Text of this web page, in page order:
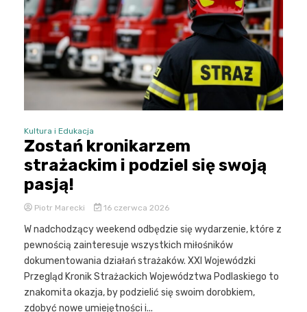
Kultura i Edukacja
Zostań kronikarzem
strażackim i podziel się swoją
pasją!
Piotr Marecki 16 czerwca 2026
W nadchodzący weekend odbędzie się wydarzenie, które z
pewnością zainteresuje wszystkich miłośników
dokumentowania działań strażaków. XXI Wojewódzki
Przegląd Kronik Strażackich Województwa Podlaskiego to
znakomita okazja, by podzielić się swoim dorobkiem,
zdobyć nowe umiejętności i...